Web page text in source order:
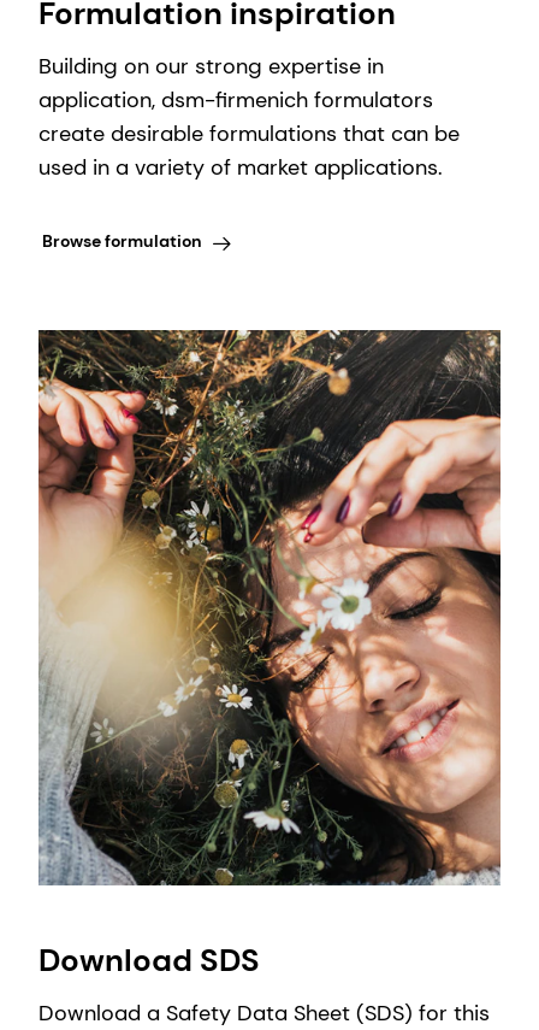
Formulation inspiration
Building on our strong expertise in
application, dsm-firmenich formulators
create desirable formulations that can be
used in a variety of market applications.
Browse formulation
Download SDS
Download a Safety Data Sheet (SDS) for this